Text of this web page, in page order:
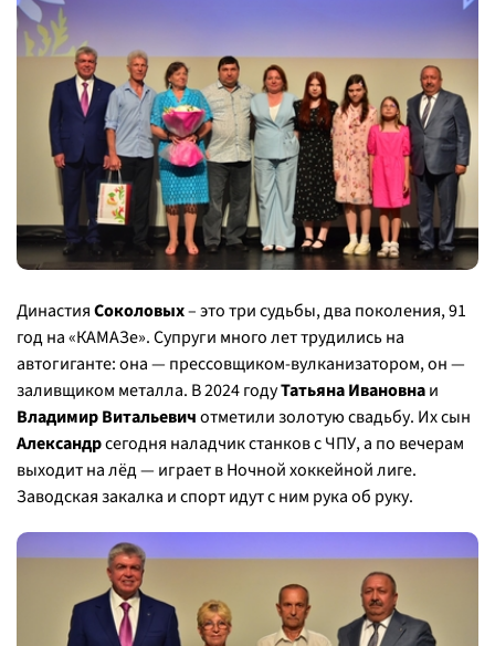
ДинастияСоколовых– это три судьбы, два поколения, 91
год на «КАМАЗе». Супруги много лет трудились на
автогиганте: она — прессовщиком-вулканизатором, он —
заливщиком металла. В 2024 годуТатьяна Ивановнаи
Владимир Витальевичотметили золотую свадьбу. Их сын
Александрсегодня наладчик станков с ЧПУ, а по вечерам
выходит на лёд — играет в Ночной хоккейной лиге.
Заводская закалка и спорт идут с ним рука об руку.